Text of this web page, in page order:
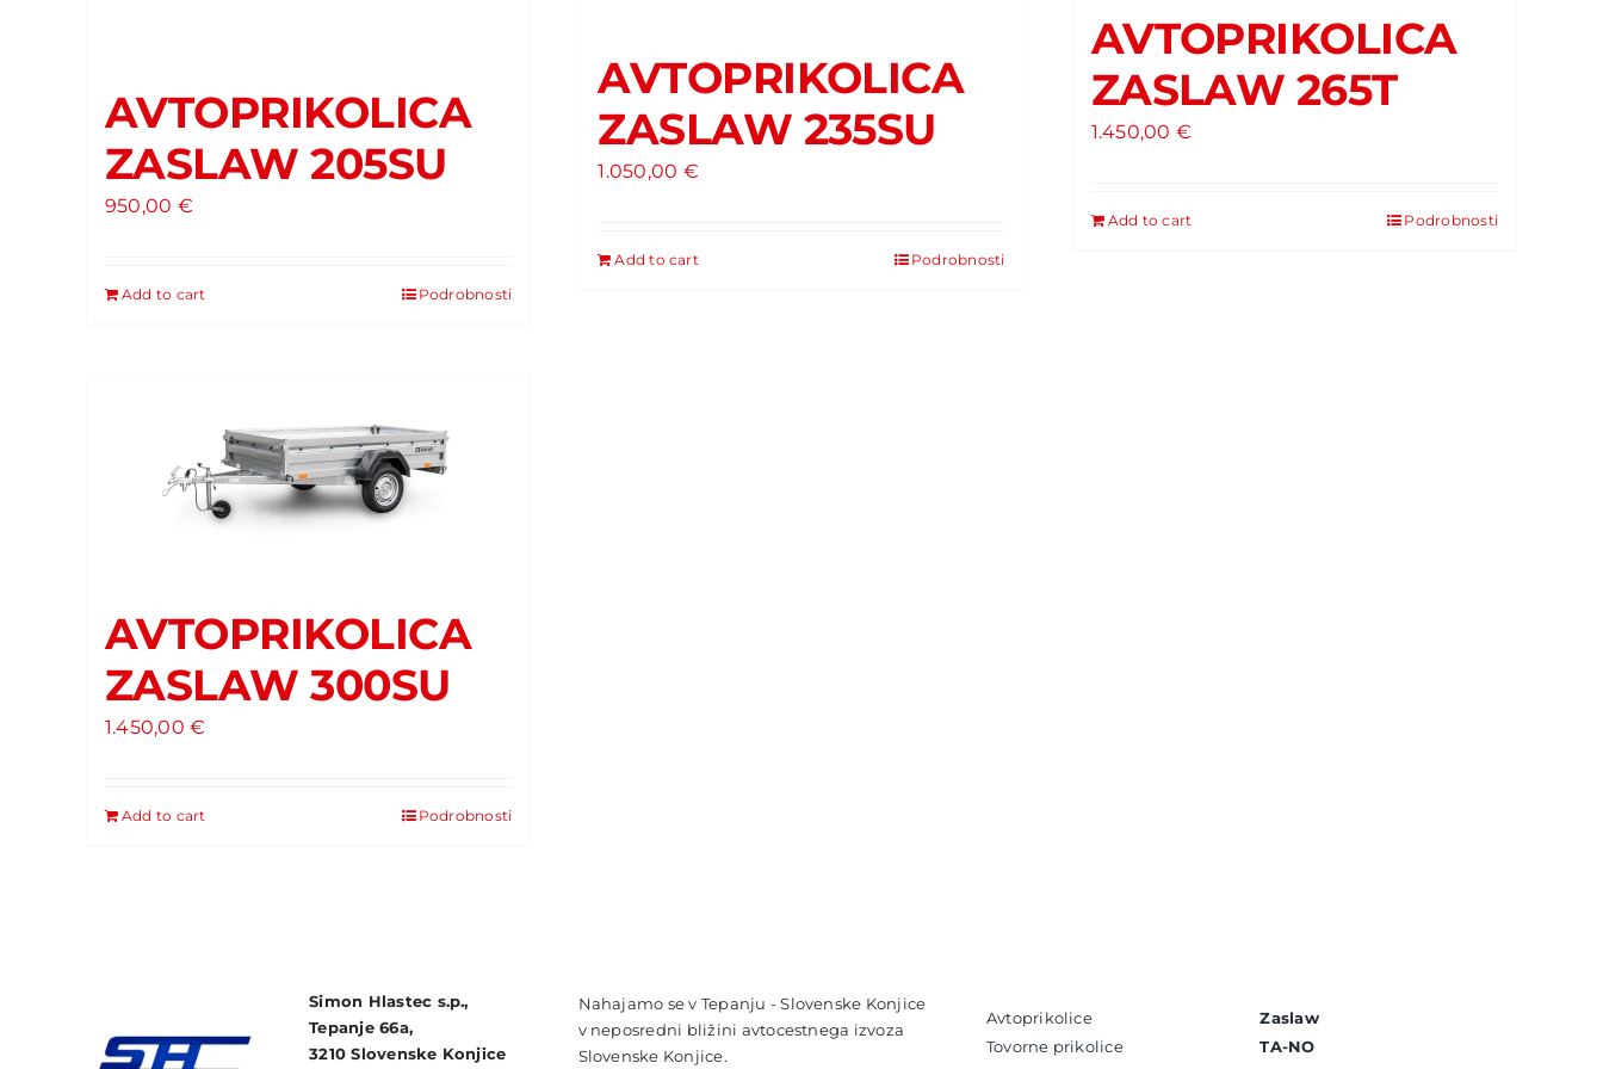
AVTOPRIKOLICA
ZASLAW 205SU
950,00 €
Add to cart Podrobnosti
AVTOPRIKOLICA
ZASLAW 235SU
1.050,00 €
Add to cart Podrobnosti
AVTOPRIKOLICA
ZASLAW 265T
1.450,00 €
Add to cart Podrobnosti
AVTOPRIKOLICA
ZASLAW 300SU
1.450,00€
Add to cart Podrobnosti
Simon Hlastec s.p.,
Tepanje 66a,
3210 Slovenske Konjice
Nahajamo se v Tepanju - Slovenske Konjice
v neposredni bližini avtocestnega izvoza
Slovenske Konjice.
Avtoprikolice
Tovorne prikolice
Zaslaw
TA-NO